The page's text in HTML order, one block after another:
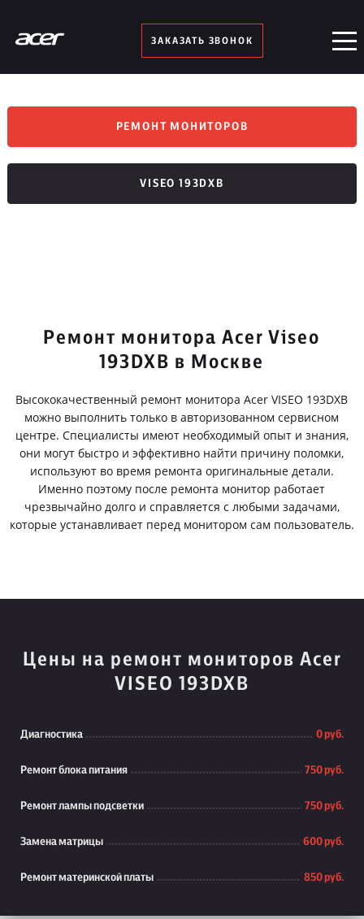
ЗАКАЗАТЬ ЗВОНОК
РЕМОНТ МОНИТОРОВ
VISEO 193DXB
Ремонт монитора Acer Viseo
193DXB в Москве
Высококачественный ремонт монитора Acer VISEO 193DXB
можно выполнить только в авторизованном сервисном
центре. Специалисты имеют необходимый опыт и знания,
они могут быстро и эффективно найти причину поломки,
используют во время ремонта оригинальные детали.
Именно поэтому после ремонта монитор работает
чрезвычайно долго и справляется с любыми задачами,
которые устанавливает перед монитором сам пользователь.
Цены на ремонт мониторов Acer
VISEO 193DXB
Диагностика 0 руб.
Ремонт блока питания 750 руб.
Ремонт лампы подсветки 750 руб.
Замена матрицы 600 руб.
Ремонт материнской платы 850 руб.